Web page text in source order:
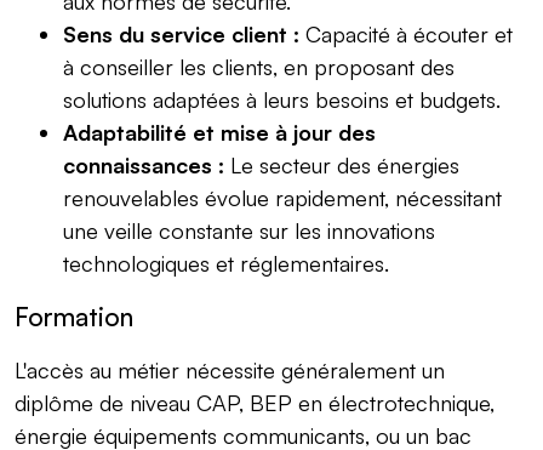
Sens du service client : Capacité à écouter et
à conseiller les clients, en proposant des
solutions adaptées à leurs besoins et budgets.
Adaptabilité et mise à jour des
connaissances : Le secteur des énergies
renouvelables évolue rapidement, nécessitant
une veille constante sur les innovations
technologiques et réglementaires.
Formation
L'accès au métier nécessite généralement un
diplôme de niveau CAP, BEP en électrotechnique,
énergie équipements communicants, ou un bac